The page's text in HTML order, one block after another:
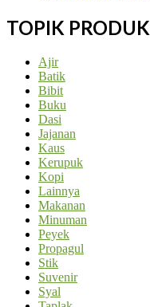
TOPIK PRODUK
Ajir
Batik
Bibit
Buku
Dasi
Jajanan
Kaus
Kerupuk
Kopi
Lainnya
Makanan
Minuman
Peyek
Propagul
Stik
Suvenir
Syal